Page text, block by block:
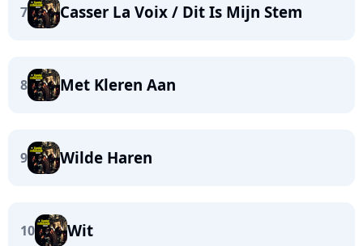
7 Casser La Voix / Dit Is Mijn Stem
8 Met Kleren Aan
9 Wilde Haren
10 Wit